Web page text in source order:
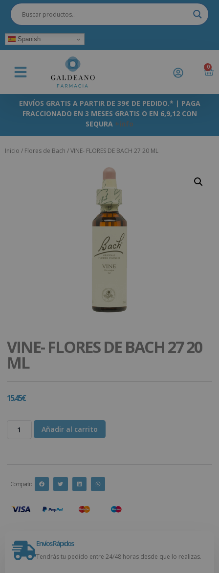
Spanish
0
ENVÍOS GRATIS A PARTIR DE 39€ DE PEDIDO.* | PAGA
FRACCIONADO EN 3 MESES GRATIS O EN 6,9,12 CON
SEQURA +info
Inicio / Flores de Bach / VINE- FLORES DE BACH 27 20 ML
VINE- FLORES DE BACH 27 20
ML
15.45€
Añadir al carrito
Compartir :
Envíos Rápidos
Tendrás tu pedido entre 24/48 horas desde que lo realizas.